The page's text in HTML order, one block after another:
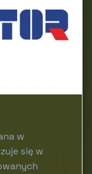
w
się w